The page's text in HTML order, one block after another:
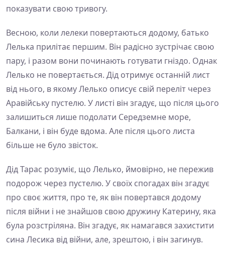
показувати свою тривогу.
Весною, коли лелеки повертаються додому, батько
Лелька прилітає першим. Він радісно зустрічає свою
пару, і разом вони починають готувати гніздо. Однак
Лелько не повертається. Дід отримує останній лист
від нього, в якому Лелько описує свій переліт через
Аравійську пустелю. У листі він згадує, що після цього
залишиться лише подолати Середземне море,
Балкани, і він буде вдома. Але після цього листа
більше не було звісток.
Дід Тарас розуміє, що Лелько, ймовірно, не пережив
подорож через пустелю. У своїх спогадах він згадує
про своє життя, про те, як він повертався додому
після війни і не знайшов свою дружину Катерину, яка
була розстріляна. Він згадує, як намагався захистити
сина Лесика від війни, але, зрештою, і він загинув.